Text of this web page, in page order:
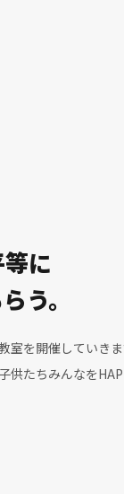
に
う。
室を開催していき
供たちみんなを